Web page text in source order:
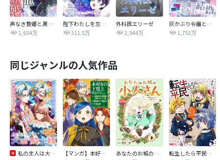
声なき贄姫と黒龍の結婚
1,634万
陛下わたしを忘れてください
311.5万
外科医エリーゼ
2,944万
灰かぶり令嬢と行き遅れ元王太子の結婚
1,753万
同じジャンルの人気作品
私の主人は大きな犬系騎士様
【マンガ】本好きの下剋上 第四部
あなたのお城の小人さん ～御飯下さい、働きますっ～（コミック）【分冊版】
転生したら平民でした。～生活水準に耐えられないので貴族を目指します～（コミック）